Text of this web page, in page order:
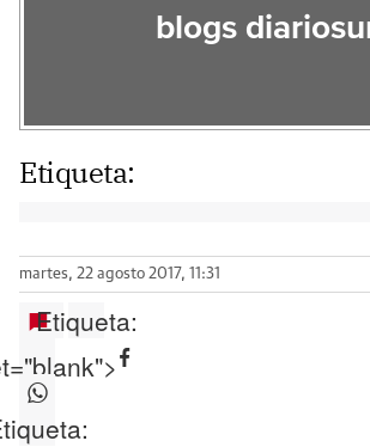
blogs
Etiqueta:
martes, 22 agosto 2017, 11:31
Etiqueta: